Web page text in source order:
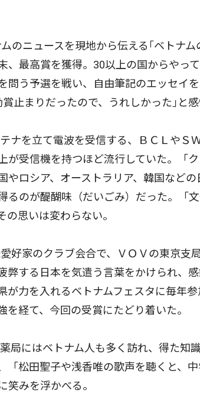
のニュースを現地から伝える｢ベトナム
、最高賞を獲得。30以上の国からやっ
問う予選を戦い、自由筆記のエッセイ
止まりだったので、うれしかった｣と感
ナを立て電波を受信する、ＢＣＬやＳ
が受信機を持つほど流行していた。「
やロシア、オーストラリア、韓国など
るのが醍醐味（だいごみ）だった。「
の思いは変わらない。
好家のクラブ会合で、ＶＯＶの東京支
弊する日本を気遣う言葉をかけられ、
が力を入れるベトナムフェスタに毎年
経て、今回の受賞にたどり着いた。
局にはベトナム人も多く訪れ、得た知
「松田聖子や浅香唯の歌声を聴くと、
笑みを浮かべる。